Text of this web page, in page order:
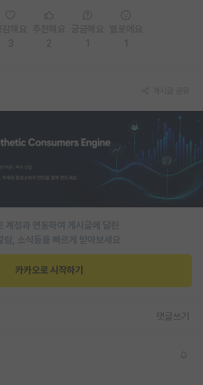
시판
시판
계정과 연동하여 게시글에 달린
람, 소식등을 빠르게 받아보세요
카카오로 시작하기
댓글쓰기